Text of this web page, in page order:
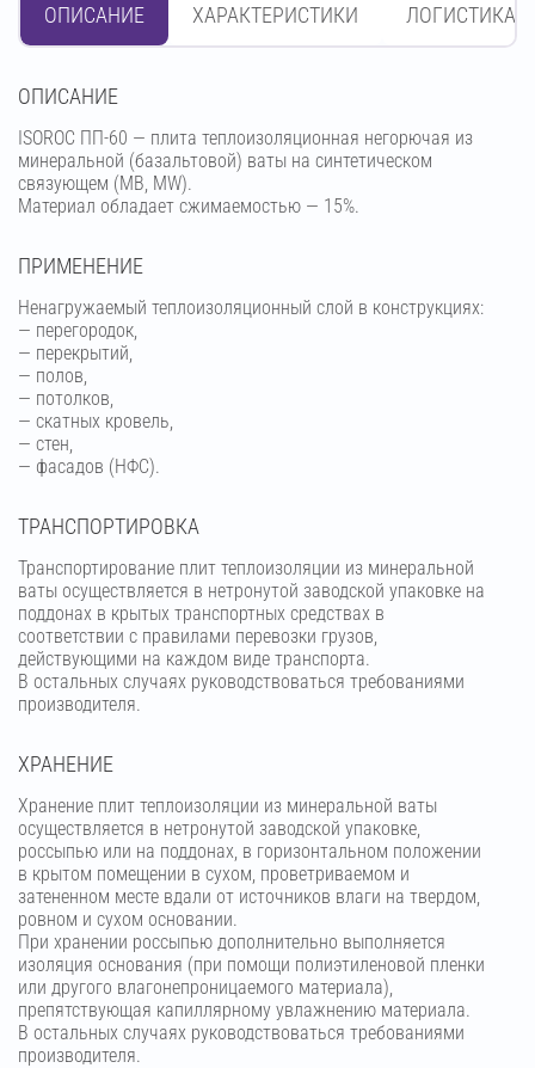
ОПИСАНИЕ ХАРАКТЕРИСТИКИ ЛОГИСТИКА
OПИСАНИЕ
ISOROC ПП-60 — плита теплоизоляционная негорючая из
минеральной (базальтовой) ваты на синтетическом
связующем (МВ, MW).
Материал обладает сжимаемостью — 15%.
ПРИМЕНЕНИЕ
Ненагружаемый теплоизоляционный слой в конструкциях:
— перегородок,
— перекрытий,
— полов,
— потолков,
— скатных кровель,
— стен,
— фасадов (НФС).
ТРАНСПОРТИРОВКА
Транспортирование плит теплоизоляции из минеральной
ваты осуществляется в нетронутой заводской упаковке на
поддонах в крытых транспортных средствах в
соответствии с правилами перевозки грузов,
действующими на каждом виде транспорта.
В остальных случаях руководствоваться требованиями
производителя.
ХРАНЕНИЕ
Хранение плит теплоизоляции из минеральной ваты
осуществляется в нетронутой заводской упаковке,
россыпью или на поддонах, в горизонтальном положении
в крытом помещении в сухом, проветриваемом и
затененном месте вдали от источников влаги на твердом,
ровном и сухом основании.
При хранении россыпью дополнительно выполняется
изоляция основания (при помощи полиэтиленовой пленки
или другого влагонепроницаемого материала),
препятствующая капиллярному увлажнению материала.
В остальных случаях руководствоваться требованиями
производителя.